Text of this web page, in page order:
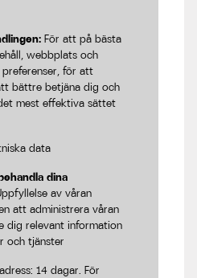
För att på bästa
webbplats och
för att
bättre betjäna dig och
mest effektiva sättet
data
dina
av våran
att administrera våran
dig relevant information
och tjänster
14 dagar. För